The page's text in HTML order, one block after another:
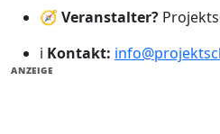
🧭 Veranstalter?
ℹ️ Kontakt:
ANZEIGE